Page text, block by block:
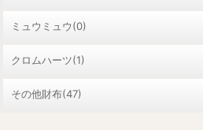
ミュウミュウ(0)
クロムハーツ(1)
その他財布(47)